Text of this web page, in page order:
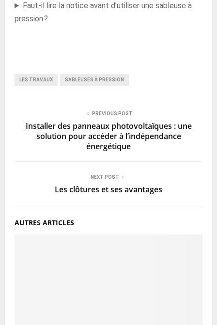
Faut-il lire la notice avant d’utiliser une sableuse à
pression ?
LES TRAVAUX SABLEUSES À PRESSION
PREVIOUS POST
Installer des panneaux photovoltaïques : une
solution pour accéder à l’indépendance
énergétique
NEXT POST
Les clôtures et ses avantages
AUTRES ARTICLES